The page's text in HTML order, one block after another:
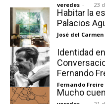
veredes - 23
Habitar la
Palacios
José del
Identidad
Fernando
Fernando Freire
Mucho